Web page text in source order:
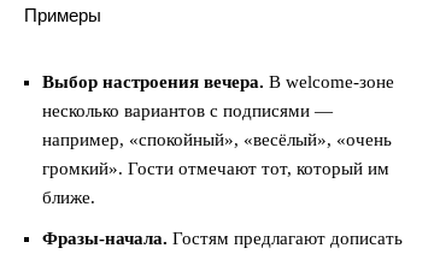
Примеры
Выбор настроения вечера. В welcome-зоне
несколько вариантов с подписями —
например, «спокойный», «весёлый», «очень
громкий». Гости отмечают тот, который им
ближе.
Фразы-начала. Гостям предлагают дописать